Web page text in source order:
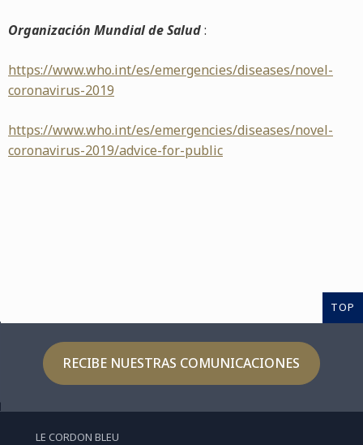
Organización Mundial de Salud:
https://www.who.int/es/emergencies/diseases/novel-
coronavirus-2019
https://www.who.int/es/emergencies/diseases/novel-
coronavirus-2019/advice-for-public
TOP
RECIBE NUESTRAS COMUNICACIONES
LE CORDON BLEU